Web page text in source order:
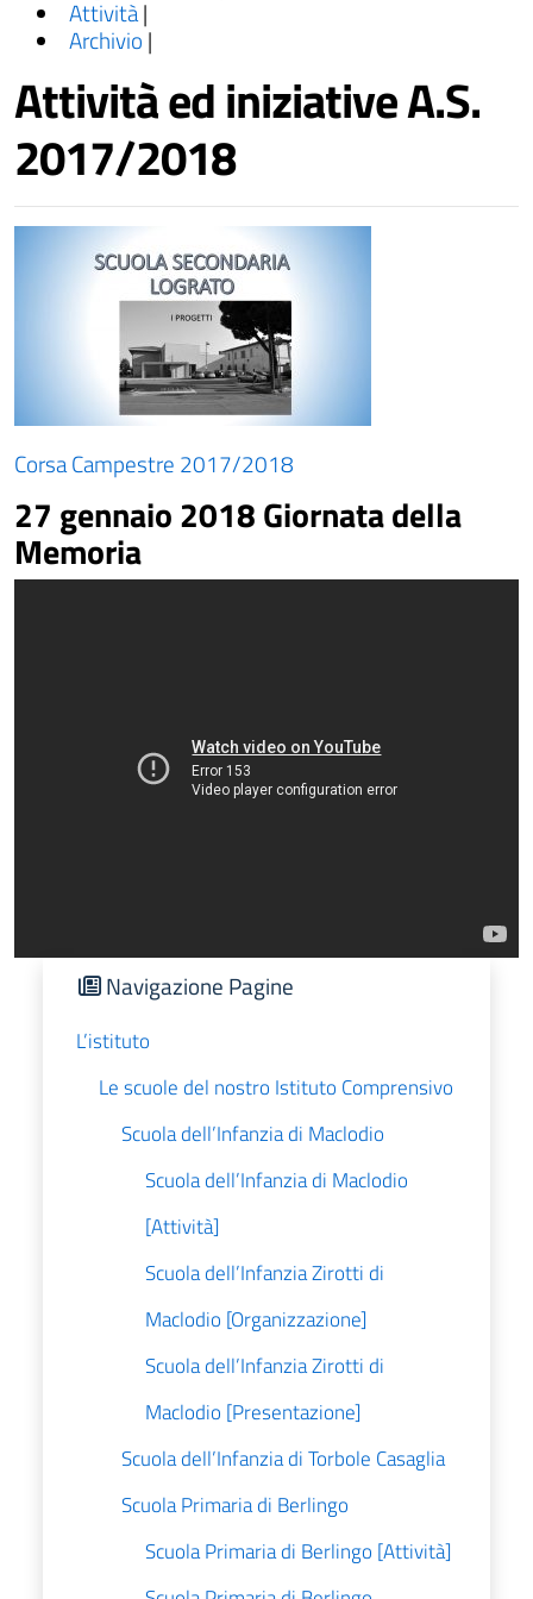
Attività|
Archivio |
Attività ed iniziative A.S.
2017/2018
Corsa Campestre 2017/2018
27 gennaio 2018 Giornata della
Memoria
Navigazione Pagine
L’istituto
Le scuole del nostro Istituto Comprensivo
Scuola dell’Infanzia di Maclodio
Scuola dell’Infanzia di Maclodio
[Attività]
Scuola dell’Infanzia Zirotti di
Maclodio [Organizzazione]
Scuola dell’Infanzia Zirotti di
Maclodio [Presentazione]
Scuola dell’Infanzia di Torbole Casaglia
Scuola Primaria di Berlingo
Scuola Primaria di Berlingo [Attività]